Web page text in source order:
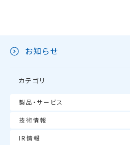
お知らせ
カテゴリ
製品・サービス
技術情報
IR情報